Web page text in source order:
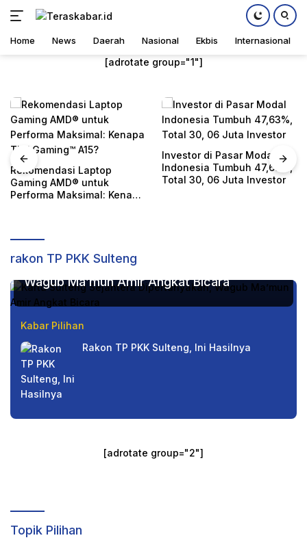
Home News Daerah Nasional Ekbis Internasional
[adrotate group="1"]
Investor di Pasar Modal
Indonesia Tumbuh 47,63%,
Total 30, 06 Juta Investor
IHSG pada Juli 2026
Terkoreksi 27,88%
ytd
rakon TP PKK Sulteng
Kartu Sulteng Sejahtera Dipertanyakan,
Wagub Ma’mun Amir Angkat Bicara
Kabar Pilihan
Rakon TP PKK Sulteng, Ini Hasilnya
[adrotate group="2"]
Topik Pilihan